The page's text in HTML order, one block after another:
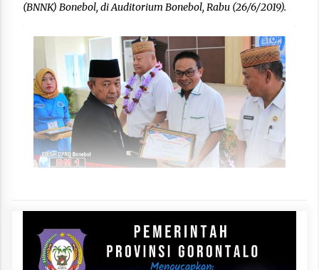
(BNNK) Bonebol, di Auditorium Bonebol, Rabu (26/6/2019).